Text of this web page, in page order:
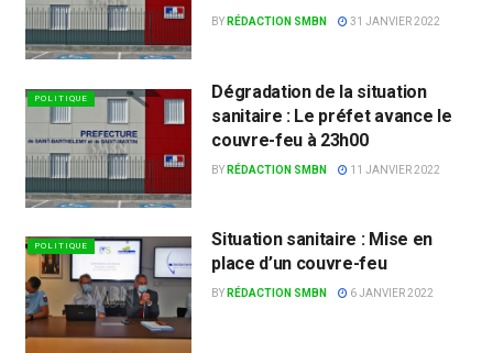
BY RÉDACTION SMBN 31 JANVIER 2022
POLITIQUE
Dégradation de la situation
sanitaire : Le préfet avance le
couvre-feu à 23h00
BY RÉDACTION SMBN 11 JANVIER 2022
POLITIQUE
Situation sanitaire : Mise en
place d’un couvre-feu
BY RÉDACTION SMBN 6 JANVIER 2022